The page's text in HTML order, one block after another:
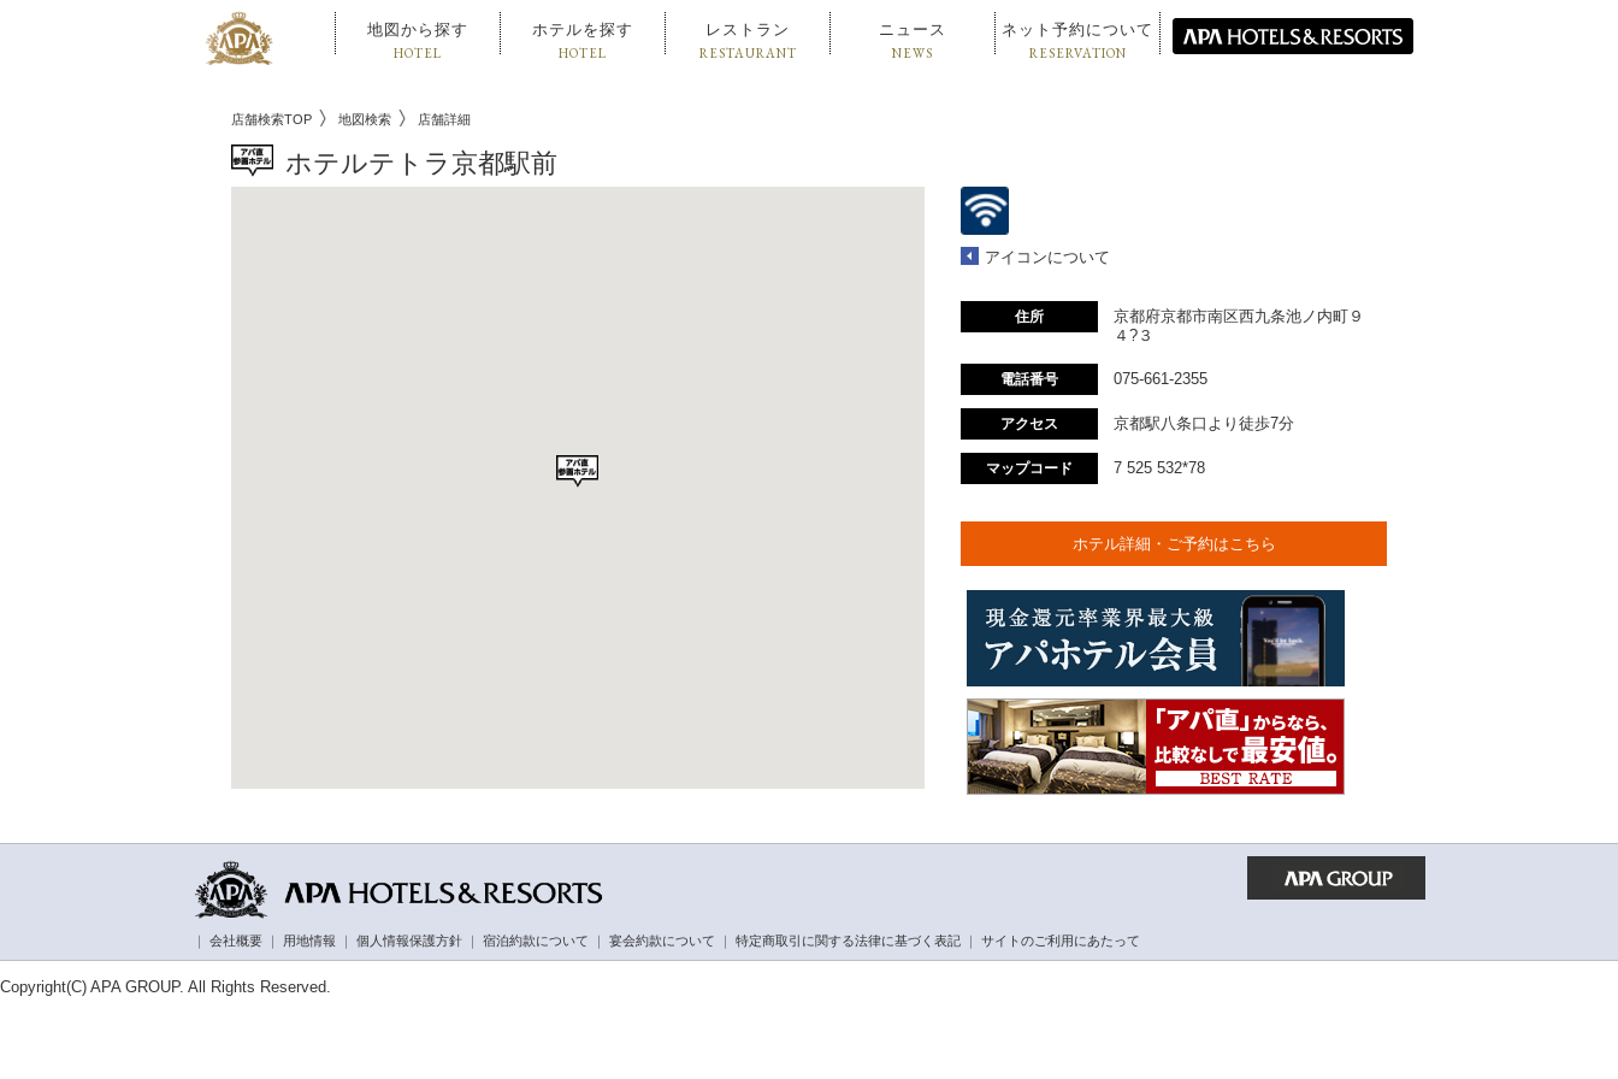
地図から探す
HOTEL
ホテルを探す
HOTEL
レストラン
RESTAURANT
ニュース
NEWS
ネット予約について
RESERVATION
店舗検索TOP 地図検索 店舗詳細
ホテルテトラ京都駅前
アイコンについて
住所
京都府京都市南区西九条池ノ内町９
４?３
電話番号 075-661-2355
アクセス 京都駅八条口より徒歩7分
マップコード 7 525 532*78
ホテル詳細・ご予約はこちら
｜ 会社概要 ｜ 用地情報 ｜ 個人情報保護方針 ｜ 宿泊約款について ｜ 宴会約款について ｜ 特定商取引に関する法律に基づく表記 ｜ サイトのご利用にあたって
Copyright(C) APA GROUP. All Rights Reserved.